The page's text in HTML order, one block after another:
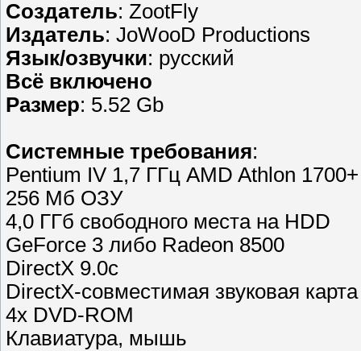
Создатель: ZootFly
Издатель: JoWooD Productions
Язык/озвучки: русский
Всё включено
Размер: 5.52 Gb
Cистемные требования:
Pentium IV 1,7 ГГц AMD Athlon 1700+
256 Мб ОЗУ
4,0 ГГб свободного места на HDD
GeForce 3 либо Radeon 8500
DirectX 9.0c
DirectX-совместимая звуковая карта
4x DVD-ROM
Клавиатура, мышь